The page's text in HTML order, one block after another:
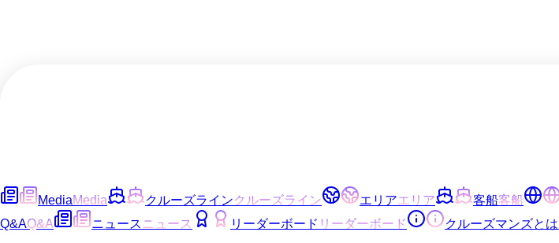
MediaMedia クルーズラインクルーズライン エリアエリア 客船客船
Q&AQ&A ニュース ニュース リーダーボード リーダーボード クルーズマンズとは